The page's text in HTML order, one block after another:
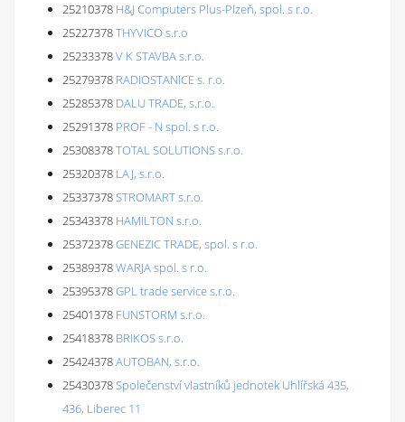
25210378 H&J Computers Plus-Plzeň, spol. s r.o.
25227378THYVICO s.r.o
25233378V K STAVBA s.r.o.
25279378 RADIOSTANICE s. r.o.
25285378 DALU TRADE, s.r.o.
25291378 PROF - N spol. s r.o.
25308378TOTAL SOLUTIONS s.r.o.
25320378 LAJ, s.r.o.
25337378STROMART s.r.o.
25343378 HAMILTON s.r.o.
25372378GENEZIC TRADE, spol. s r.o.
25389378WARJA spol. s r.o.
25395378GPL trade service s.r.o.
25401378 FUNSTORM s.r.o.
25418378 BRIKOS s.r.o.
25424378AUTOBAN, s.r.o.
25430378Společenství vlastníků jednotek Uhlířská 435,
436, Liberec 11